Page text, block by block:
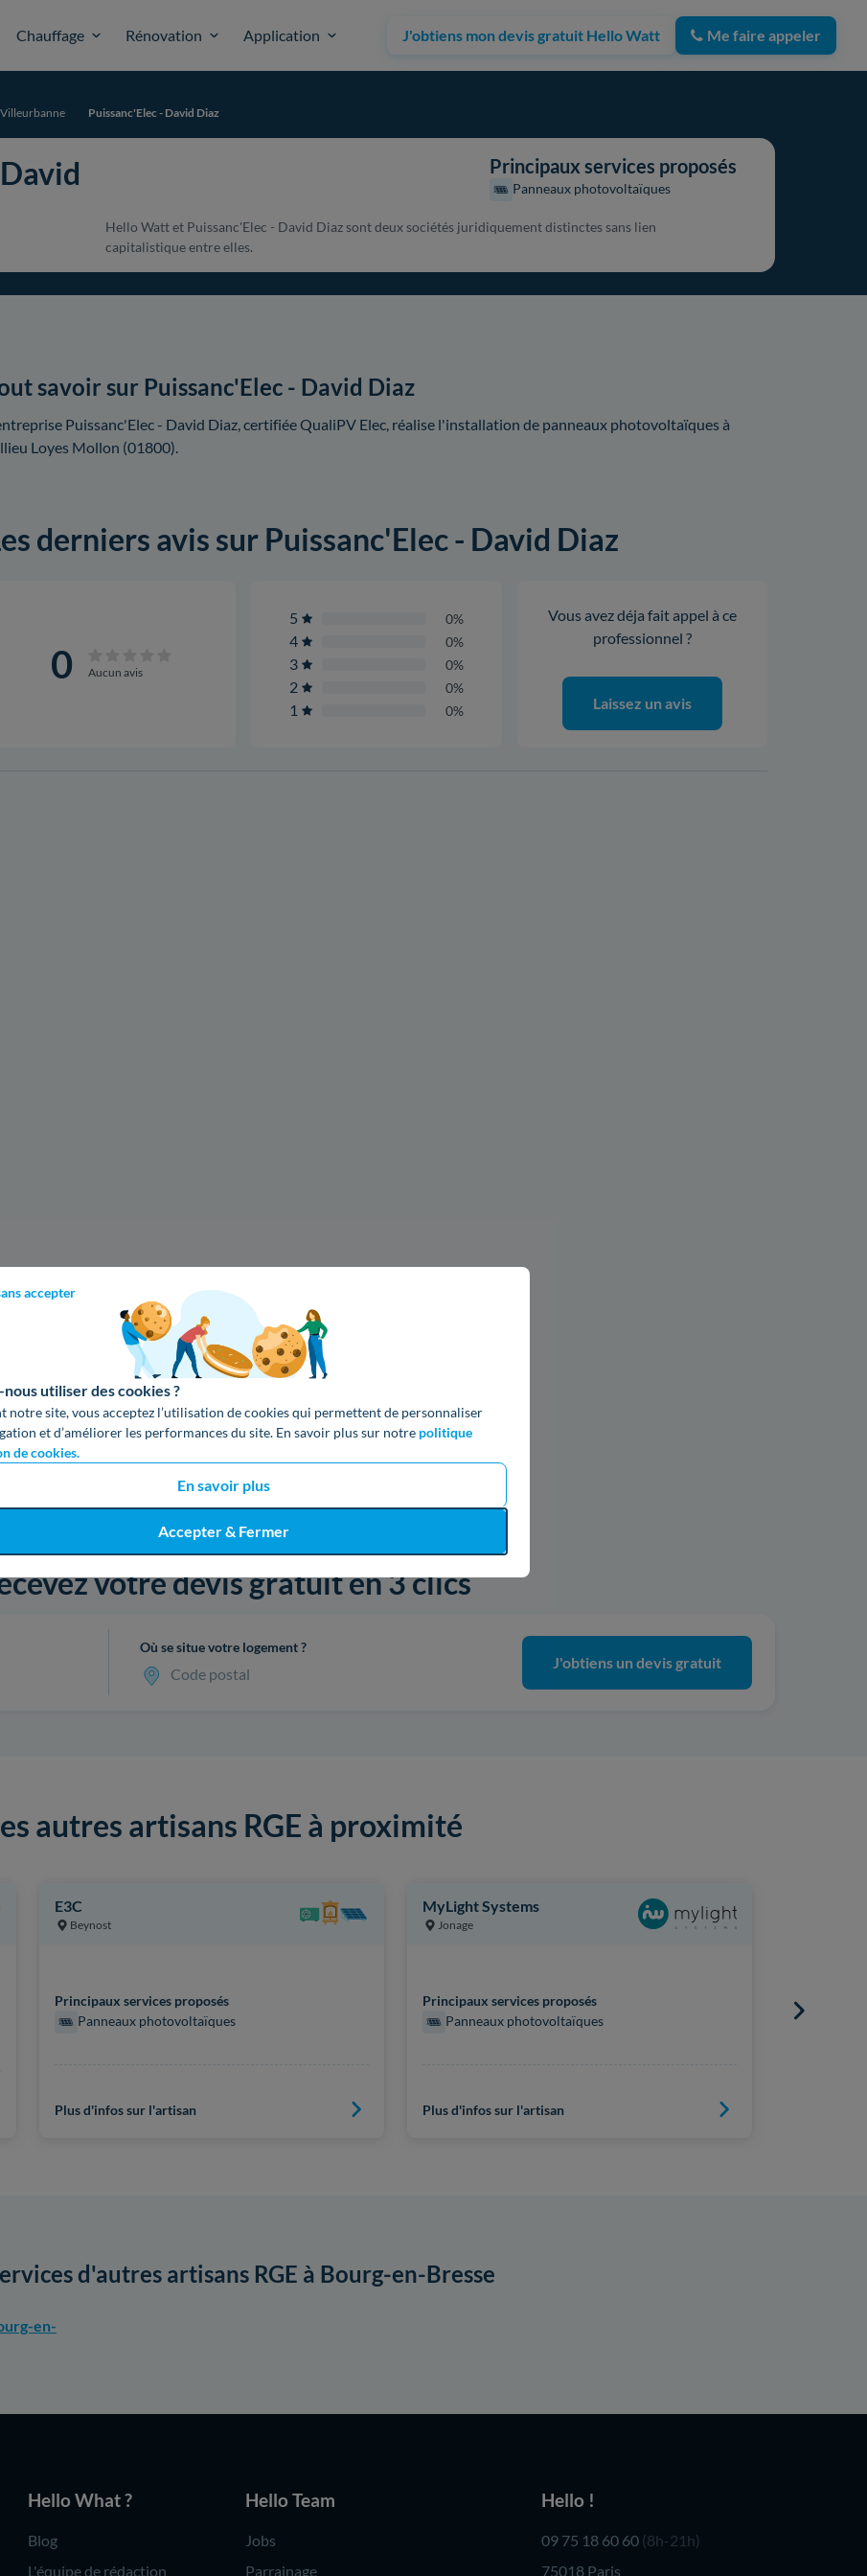
Chauffage Rénovation Application J'obtiens mon devis gratuit Hello Watt Me faire appeler
accepter
utiliser des cookies ?
notre site, vous acceptez l’utilisation de cookies qui permettent de personnaliser
et d’améliorer les performances du site. En savoir plus sur notre politique
de cookies.
En savoir plus
Accepter & Fermer
Villeurbanne Puissanc'Elec - David Diaz
Principaux services proposés
Panneaux photovoltaïques
Hello Watt et Puissanc'Elec - David Diaz sont deux sociétés juridiquement distinctes sans lien
capitalistique entre elles.
savoir sur Puissanc'Elec - David Diaz
Puissanc'Elec - David Diaz, certifiée QualiPV Elec, réalise l'installation de panneaux photovoltaïques à
Loyes Mollon (01800).
derniers avis sur Puissanc'Elec - David Diaz
0 Aucun avis
5 0%
4 0%
3 0%
2 0%
1 0%
Vous avez déja fait appel à ce
professionnel ?
Laissez un avis
votre devis gratuit en 3 clics
Où se situe votre logement ?
Code postal
J'obtiens un devis gratuit
autres artisans RGE à proximité
E3C
Beynost
Principaux services proposés
Panneaux photovoltaïques
Plus d'infos sur l'artisan
MyLight Systems
Jonage
Principaux services proposés
Panneaux photovoltaïques
Plus d'infos sur l'artisan
Principaux
d'autres artisans RGE à Bourg-en-Bresse
en-
Hello What ?
Blog
L'équipe de rédaction
Hello Team
Jobs
Parrainage
Hello !
09 75 18 60 60 (8h-21h)
75018 Paris